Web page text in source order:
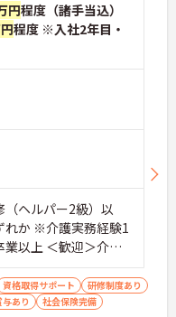
円程度（諸手当込）
程度 ※入社2年目・
ヘルパー2級）以
か ※介護実務経験1
以上 ＜歓迎＞介護
る方、介護業界以
がある方
資格取得サポート
研修制度あり
あり
社会保険完備